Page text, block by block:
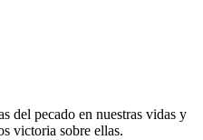
del pecado en nuestras vidas y
victoria sobre ellas.